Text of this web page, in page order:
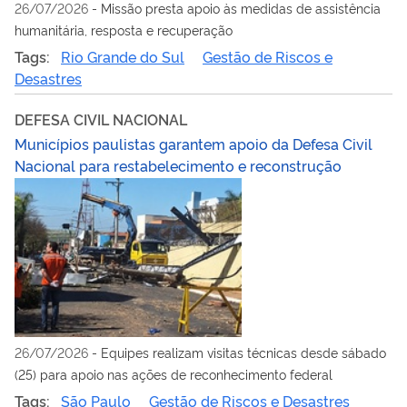
26/07/2026 - Missão presta apoio às medidas de assistência
humanitária, resposta e recuperação
Tags: Rio Grande do Sul
Gestão de Riscos e
Desastres
DEFESA CIVIL NACIONAL
Municípios paulistas garantem apoio da Defesa Civil
Nacional para restabelecimento e reconstrução
26/07/2026 - Equipes realizam visitas técnicas desde sábado
(25) para apoio nas ações de reconhecimento federal
Tags: São Paulo Gestão de Riscos e Desastres